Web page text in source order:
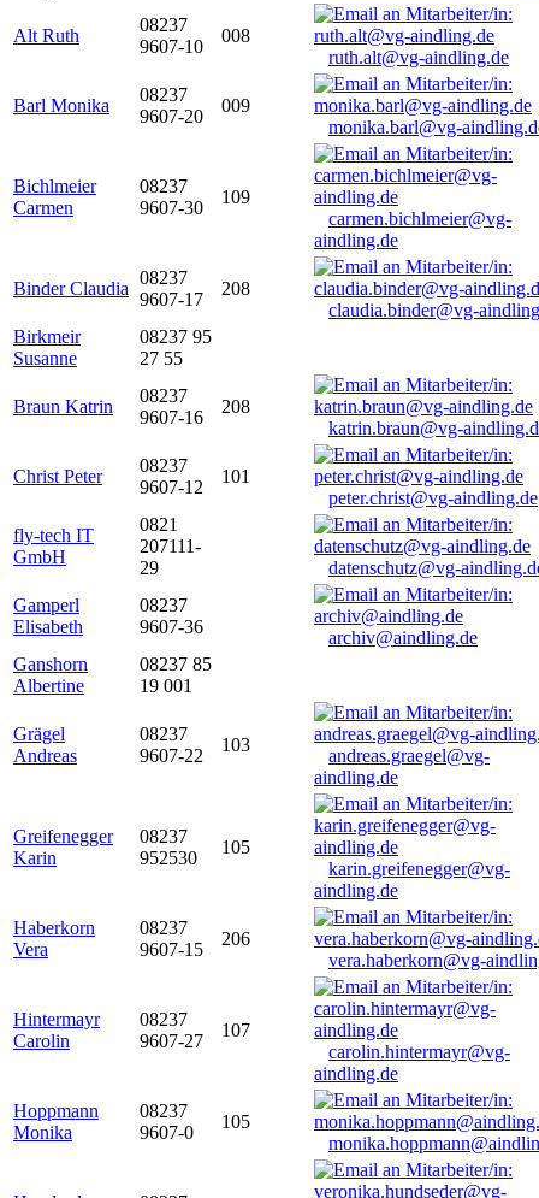
Alt Ruth
08237
9607-10
008
ruth.alt@vg-aindling.de
Barl Monika
08237
9607-20
009
monika.barl@vg-
Bichlmeier
Carmen
08237
9607-30
109
carmen.bichlmeier@vg-
aindling.de
Binder Claudia
08237
9607-17
208
claudia.binder@vg-
Birkmeir
Susanne
08237 95
27 55
Braun Katrin
08237
9607-16
208
katrin.braun@vg-
Christ Peter
08237
9607-12
101
peter.christ@vg-aindling.de
fly-tech IT
GmbH
0821
207111-
29
datenschutz@vg-
Gamperl
Elisabeth
08237
9607-36
archiv@aindling.de
Ganshorn
Albertine
08237 85
19 001
Grägel
Andreas
08237
9607-22
103
andreas.graegel@vg-
aindling.de
Greifenegger
Karin
08237
952530
105
karin.greifenegger@vg-
aindling.de
Haberkorn
Vera
08237
9607-15
206
vera.haberkorn@vg-
Hintermayr
Carolin
08237
9607-27
107
carolin.hintermayr@vg-
aindling.de
Hoppmann
Monika
08237
9607-0
105